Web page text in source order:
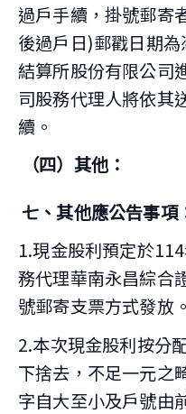
過戶手續，掛號郵寄
後過戶日)郵戳日期
結算所股份有限公司
司股務代理人將依其
續。
（四）其他：
七、其他應公告事項
1.現金股利預定於
務代理華南永昌綜合
號郵寄支票方式發放。
2.本次現金股利按分
下捨去，不足一元之
字自大至小及戶號由